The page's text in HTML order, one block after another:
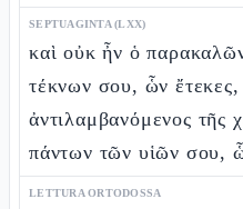
SEPTUAGINTA (LXX)
καὶ οὐκ ἦν ὁ
τέκνων σου, ὧν
ἀντιλαμβανόμενος τῆς
πάντων τῶν υἱῶν σου,
LETTURA ORTODOSSA